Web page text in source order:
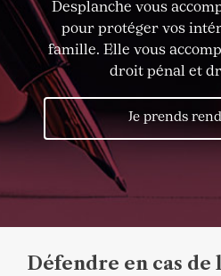
Desplanche vous
pour protéger vos
famille. Elle vous
droit pénal et
Je prends
Défendre en cas